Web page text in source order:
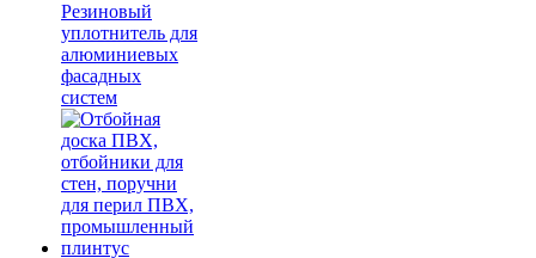
Резиновый
уплотнитель для
алюминиевых
фасадных
систем